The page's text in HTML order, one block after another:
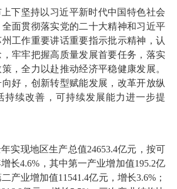
下坚持以习近平新时代中国特色社会
面贯彻落实党的二十大精神和习近平
工作重要讲话重要指示批示精神， 认
牢牢把握高质量发展首要任务， 落实
，全力以赴推动经济平稳健康发展。
好，创新转型赋能发展，改革开放纵
持续改善，可持续发展能力进一步提
实现地区生产总值24653.4亿元，按可
长4.6%，其中第一产业增加值195.2亿
产业增加值11541 .4亿元，增长3.6%；